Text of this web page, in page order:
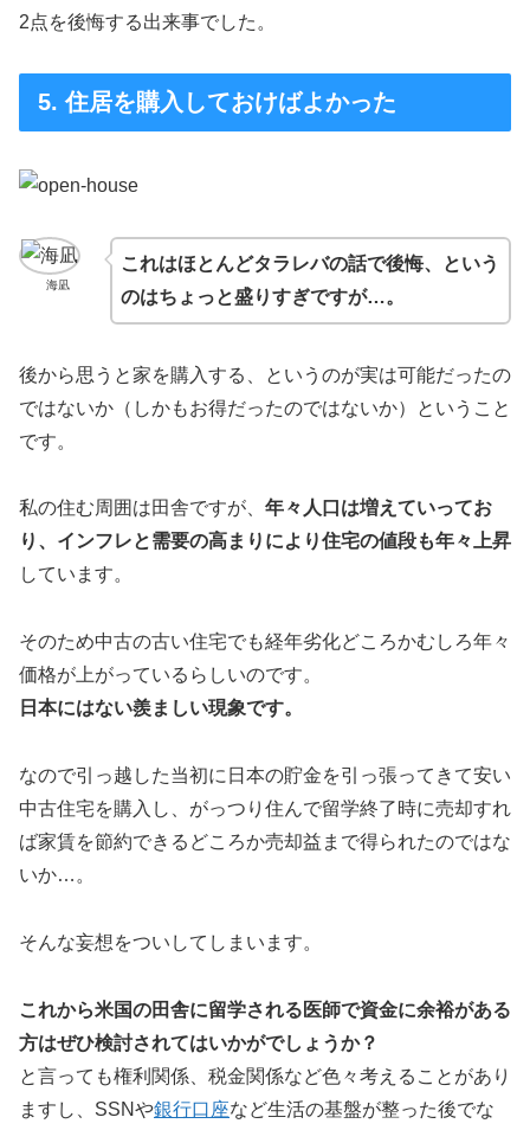
2点を後悔する出来事でした。
5. 住居を購入しておけばよかった
海凪
これはほとんどタラレバの話で後悔、という
のはちょっと盛りすぎですが…。
後から思うと家を購入する、というのが実は可能だったの
ではないか（しかもお得だったのではないか）ということ
です。
私の住む周囲は田舎ですが、 年々人口は増えていってお
り、インフレと需要の高まりにより住宅の値段も年々上昇
しています。
そのため中古の古い住宅でも経年劣化どころかむしろ年々
価格が上がっているらしいのです。
日本にはない羨ましい現象です。
なので引っ越した当初に日本の貯金を引っ張ってきて安い
中古住宅を購入し、がっつり住んで留学終了時に売却すれ
ば家賃を節約できるどころか売却益まで得られたのではな
いか…。
そんな妄想をついしてしまいます。
これから米国の田舎に留学される医師で資金に余裕がある
方はぜひ検討されてはいかがでしょうか？
と言っても権利関係、税金関係など色々考えることがあり
ますし、SSNや銀行口座など生活の基盤が整った後でな